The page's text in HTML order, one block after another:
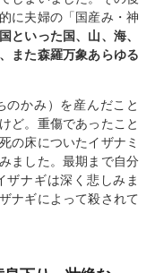
に夫婦の「国産み・神
といった国、山、海、
また森羅万象あらゆる
のかみ）を産んだこと
ど。重傷であったこと
の床についたイザナミ
ました。最期まで自分
ナギは深く悲しみま
ナギによって殺されて